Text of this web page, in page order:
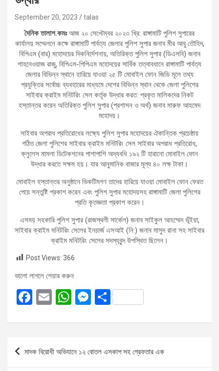
September 20, 2023 talas
দৈনিক তালাশ.কমঃ আজ ২০ সেপ্টেম্বর ২০২৩ খ্রি: রাঙ্গামাটি পুলিশ সুপারের
কার্যালয় সম্মেলনে কক্ষে রাঙ্গামাটি পার্বত্য জেলার পুলিশ সুপার জনাব মীর আবু তৌহিদ,
বিপিএম (বার) মহোদয়ের দিকনির্দেশনায়, অতিরিক্ত পুলিশ সুপার (ডিএসবি) জনাব
শাহনেওয়াজ রাজু, বিপিএম-পিপিএম মহোদয়ের সার্বিক তত্বাবধানে রাঙ্গামাটি পার্বত্য
জেলার বিভিন্ন স্থানে হারিয়ে যাওয়া ২৫ টি মোবাইল ফোন জিডি মূলে তথ্য
প্রযুক্তির সর্বোচ্চ ব্যবহারের মাধ্যমে দেশের বিভিন্ন স্থান থেকে জেলা পুলিশের
সাইবার ক্রাইম মনিটরিং সেল কর্তৃক উদ্ধার করত: প্রকৃত মালিকদের নিকট
হস্তান্তর করেন অতিরিক্ত পুলিশ সুপার (প্রশাসন ও অর্থ) জনাব মারুফ আহমেদ
মহোদয়।
সাইবার অপরাধ প্রতিরোধের লক্ষ্যে পুলিশ সুপার মহোদয়ের ঐকান্তিক প্রচেষ্ঠায়
গঠিত জেলা পুলিশের সাইবার ক্রাইম মনিটরিং সেল সাইবার অপরাধ প্রতিরোধ,
ক্লুলেস মামলা ডিটেকশনের পাশাপাশি অদ্যবধি ১৯২ টি হারানো মোবাইল ফোন
উদ্ধার করতে সক্ষম হয়। যার আনুমানিক বাজার মূল্য ৪০ লক্ষ টাকা।
মোবাইল হস্তান্তর অনুষ্ঠানে ভিকটিমগণ তাদের হারিয়ে যাওয়া মোবাইল ফোন ফেরত
পেয়ে সন্তুষ্টি প্রকাশ করেন এবং পুলিশ সুপার মহোদয়সহ রাঙ্গামাটি জেলা পুলিশের
প্রতি কৃতজ্ঞতা প্রকাশ করেন।
এসময় সহকারি পুলিশ সুপার (রাজস্থলী সার্কেল) জনাব সাইকুল আহম্মেদ ভূঁইয়া,
সাইবার ক্রাইম মনিটরিং সেলের ইনচার্জ এসআই (নি:) জনাব মাসুদ রানা সহ সাইবার
ক্রাইম মনিটরিং সেলের সদস্যবৃন্দ উপস্থিত ছিলেন।
Post Views: 366
ভালো লাগলে শেয়ার করুন
F
ce
b
o
E
ail
W
at
A
M
se
g
S
ar
Post
মাদক বিরোধী অভিযানে ১২ বোতল এসকাপ সহ গ্রেফতার এক